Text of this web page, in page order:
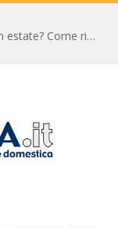
Quali elettrodomestici consumano di più in estate? Come ridurre la bolletta